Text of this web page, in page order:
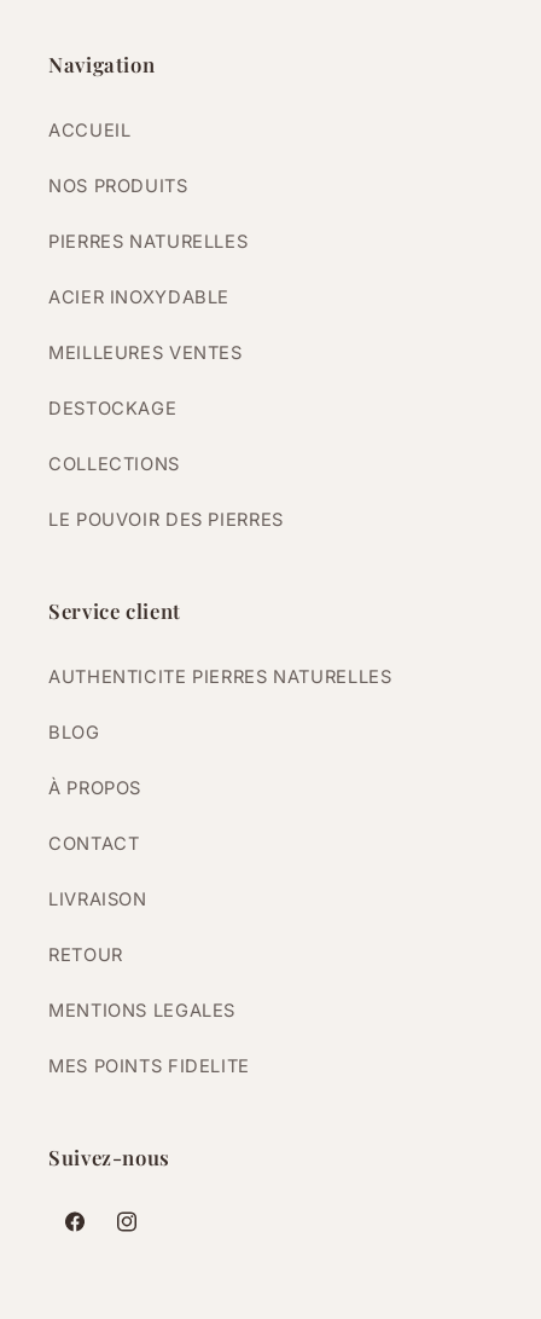
Navigation
ACCUEIL
NOS PRODUITS
PIERRES NATURELLES
ACIER INOXYDABLE
MEILLEURES VENTES
DESTOCKAGE
COLLECTIONS
LE POUVOIR DES PIERRES
Service client
AUTHENTICITE PIERRES NATURELLES
BLOG
À PROPOS
CONTACT
LIVRAISON
RETOUR
MENTIONS LEGALES
MES POINTS FIDELITE
Suivez-nous
FacebookInstagram